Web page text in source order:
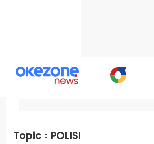
Topic : POLISI